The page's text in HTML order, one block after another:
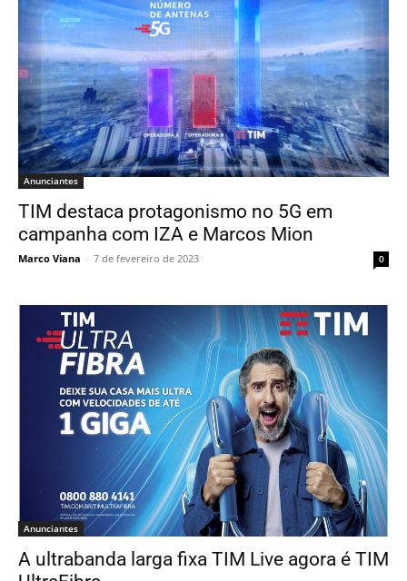
Anunciantes
TIM destaca protagonismo no 5G em
campanha com IZA e Marcos Mion
Marco Viana - 7 de fevereiro de 2023 0
Anunciantes
A ultrabanda larga fixa TIM Live agora é TIM